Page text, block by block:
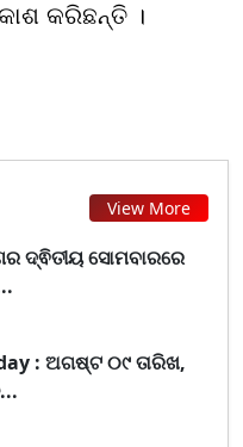
କରିଛନ୍ତି ।
View More
ଦ୍ଵିତୀୟ ସୋମବାରରେ
: ଅଗଷ୍ଟ ୦୯ ତାରିଖ,